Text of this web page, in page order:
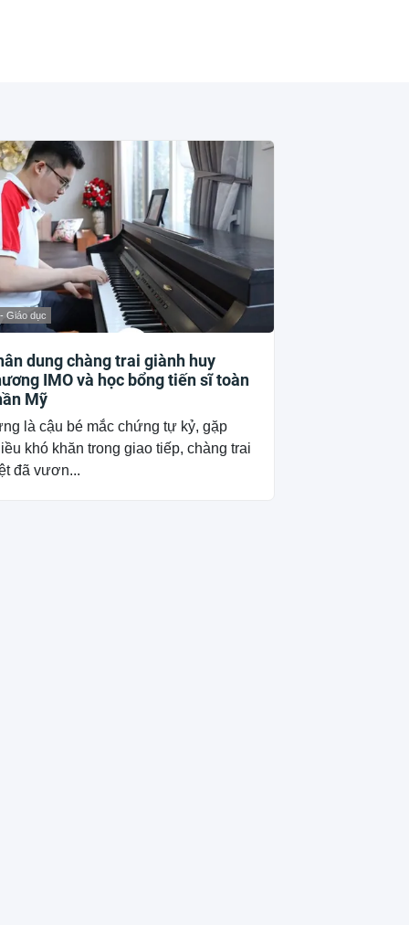
Giáo dục
dung chàng trai giành huy
IMO và học bổng tiến sĩ toàn
Mỹ
là cậu bé mắc chứng tự kỷ, gặp
khó khăn trong giao tiếp, chàng trai
đã vươn...